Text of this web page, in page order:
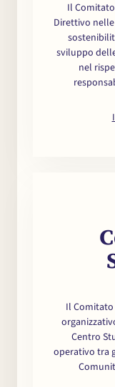
Il
Direttivo
sviluppo
nel
Il
Centro
operativo tra